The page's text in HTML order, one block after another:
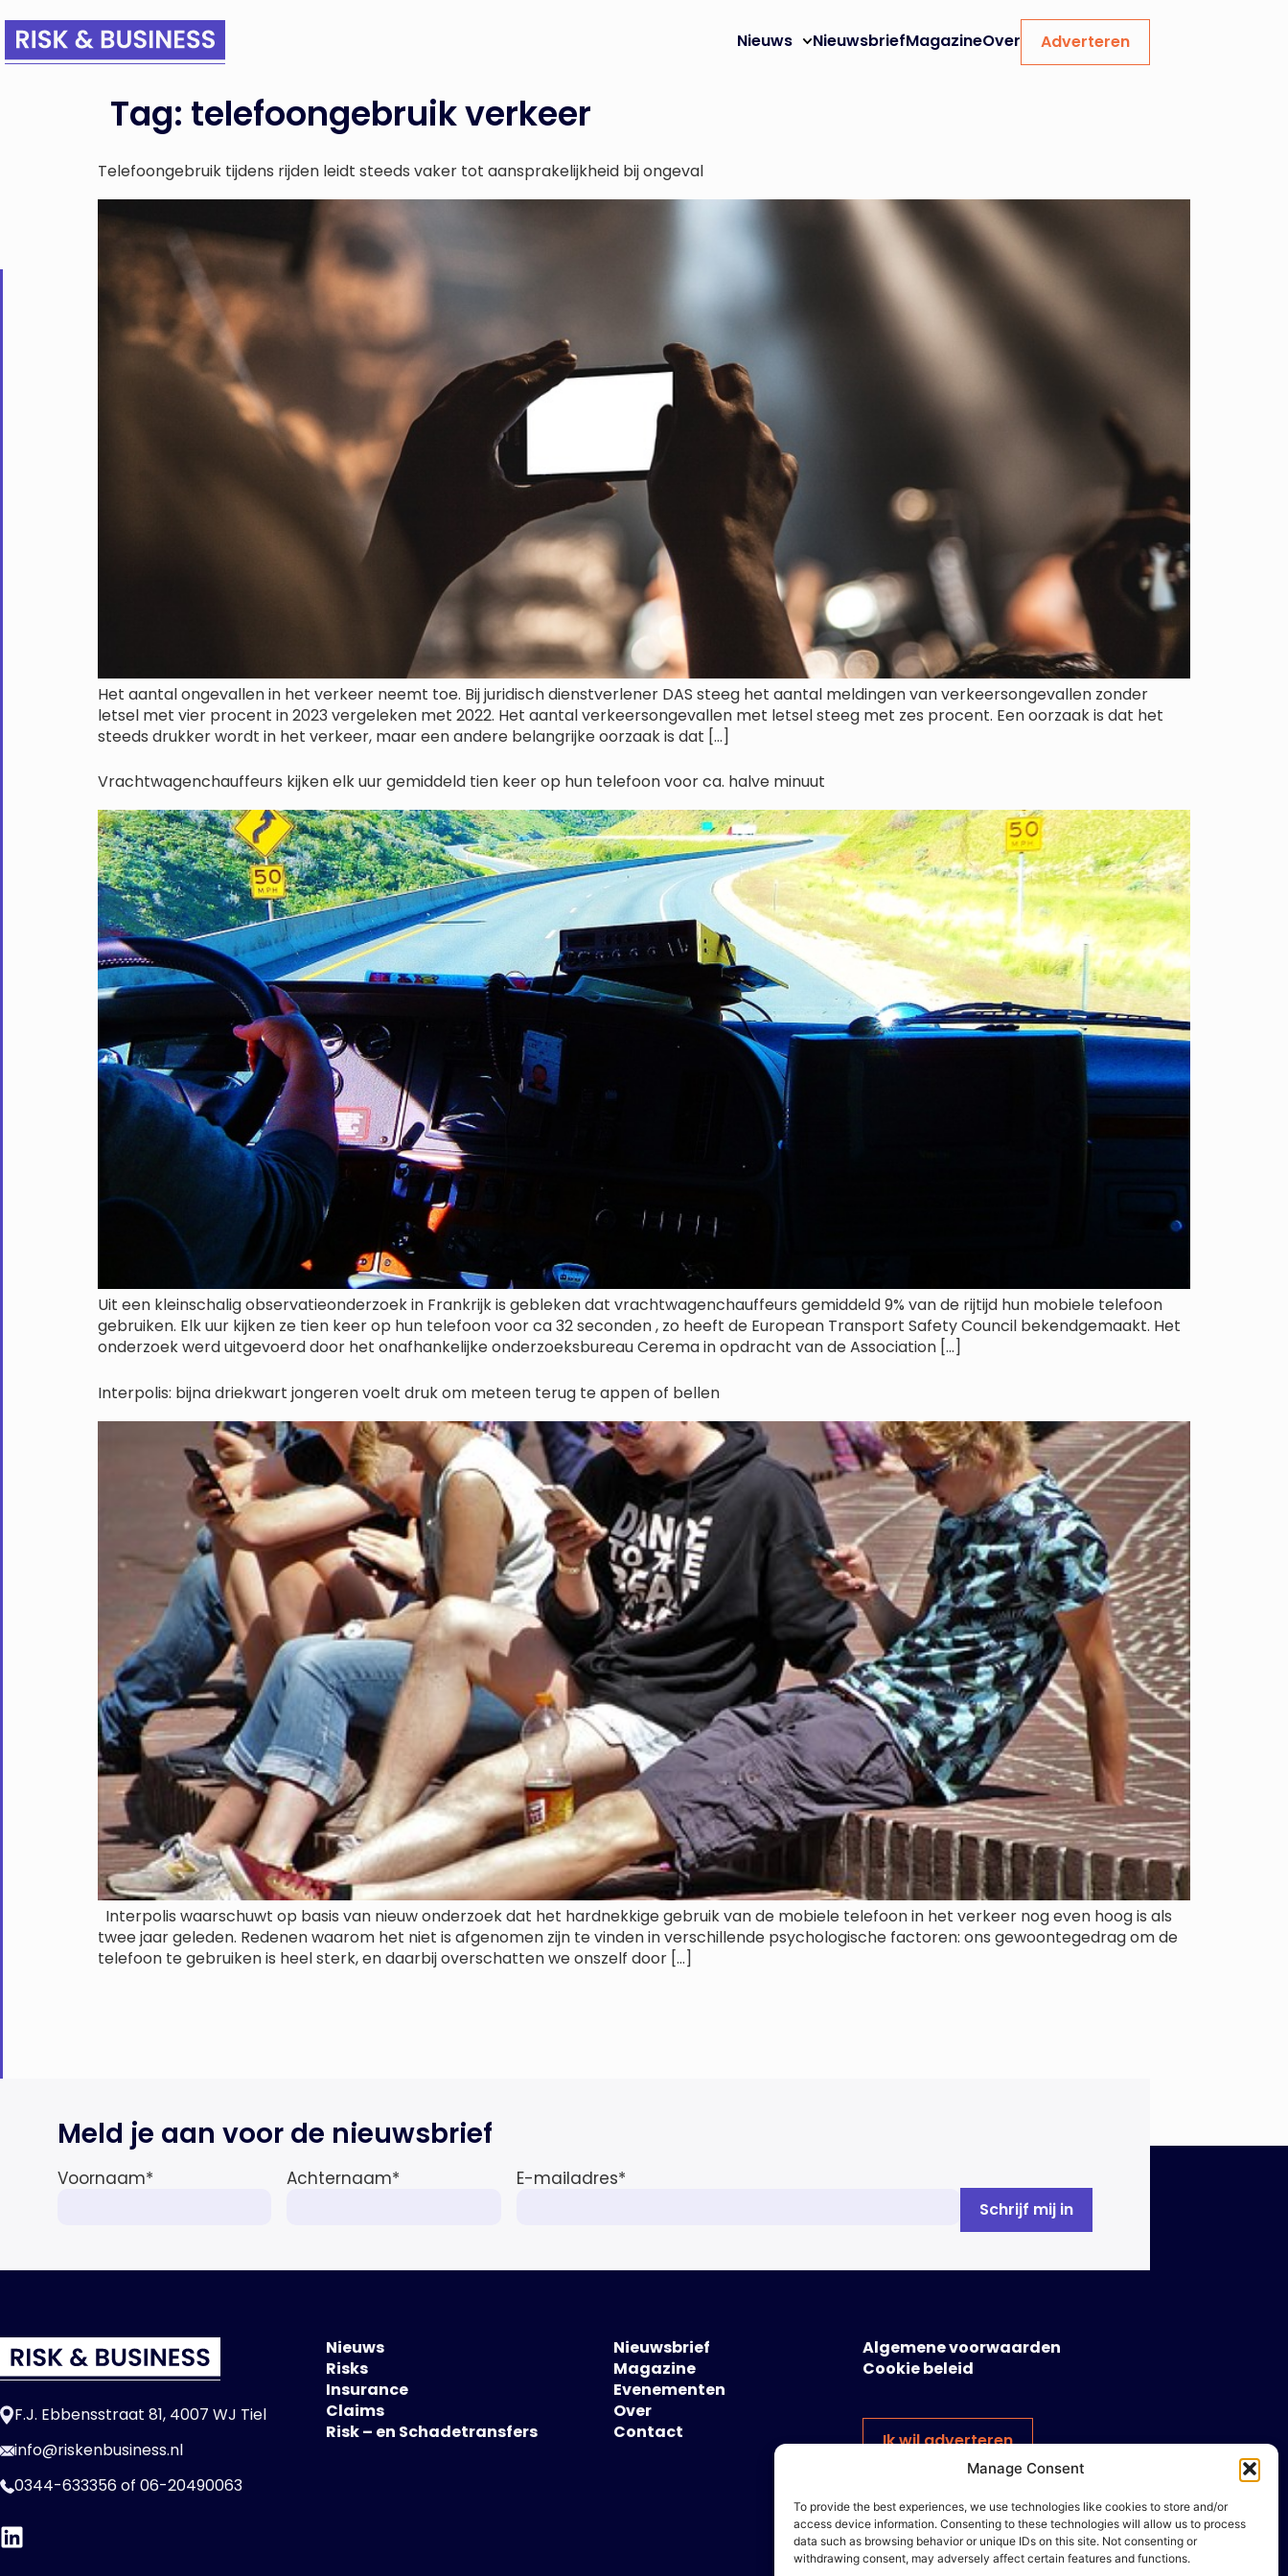
Manage Consent
To provide the best experiences, we use technologies like cookies to store and/or
access device information. Consenting to these technologies will allow us to process
data such as browsing behavior or unique IDs on this site. Not consenting or
withdrawing consent, may adversely affect certain features and functions.
Nieuws NieuwsbriefMagazineOver Adverteren
Tag: telefoongebruik verkeer
Telefoongebruik tijdens rijden leidt steeds vaker tot aansprakelijkheid bij ongeval
Het aantal ongevallen in het verkeer neemt toe. Bij juridisch dienstverlener DAS steeg het aantal meldingen van verkeersongevallen zonder
letsel met vier procent in 2023 vergeleken met 2022. Het aantal verkeersongevallen met letsel steeg met zes procent. Een oorzaak is dat het
steeds drukker wordt in het verkeer, maar een andere belangrijke oorzaak is dat […]
Vrachtwagenchauffeurs kijken elk uur gemiddeld tien keer op hun telefoon voor ca. halve minuut
Uit een kleinschalig observatieonderzoek in Frankrijk is gebleken dat vrachtwagenchauffeurs gemiddeld 9% van de rijtijd hun mobiele telefoon
gebruiken. Elk uur kijken ze tien keer op hun telefoon voor ca 32 seconden , zo heeft de European Transport Safety Council bekendgemaakt. Het
onderzoek werd uitgevoerd door het onafhankelijke onderzoeksbureau Cerema in opdracht van de Association […]
Interpolis: bijna driekwart jongeren voelt druk om meteen terug te appen of bellen
Interpolis waarschuwt op basis van nieuw onderzoek dat het hardnekkige gebruik van de mobiele telefoon in het verkeer nog even hoog is als
twee jaar geleden. Redenen waarom het niet is afgenomen zijn te vinden in verschillende psychologische factoren: ons gewoontegedrag om de
telefoon te gebruiken is heel sterk, en daarbij overschatten we onszelf door […]
Meld je aan voor de nieuwsbrief
Voornaam* Achternaam* E-mailadres*
F.J. Ebbensstraat 81, 4007 WJ Tiel
info@riskenbusiness.nl
0344-633356of 06-20490063
Nieuws
Risks
Insurance
Claims
Risk – en Schadetransfers
Nieuwsbrief
Magazine
Evenementen
Over
Contact
Algemene voorwaarden
Cookie beleid
Ik wil adverteren